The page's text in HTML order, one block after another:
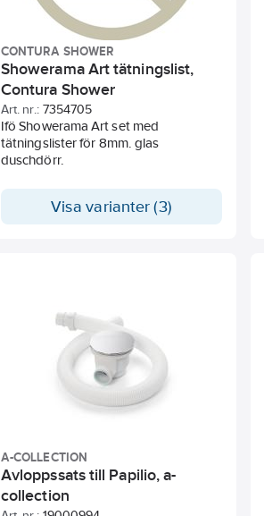
CONTURA SHOWER
Showerama Art tätningslist,
Contura Shower
Art. nr.: 7354705
Ifö Showerama Art set med
tätningslister för 8mm. glas
duschdörr.
Visa varianter (3)
A-COLLECTION
Avloppssats till Papilio, a-
collection